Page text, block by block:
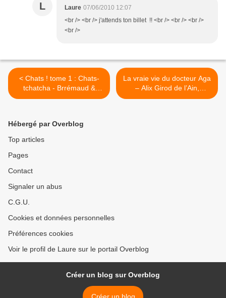
L Laure 07/06/2010 12:07
<br /> <br /> j'attends ton billet !! <br /> <br /> <br />
<br />
< Chats ! tome 1 : Chats-
tchatcha - Brrémaud &
Antista
La vraie vie du docteur Aga
– Alix Girod de l’Ain,
Soledad Bravi >
Hébergé par Overblog
Top articles
Pages
Contact
Signaler un abus
C.G.U.
Cookies et données personnelles
Préférences cookies
Voir le profil de Laure sur le portail Overblog
Créer un blog sur Overblog